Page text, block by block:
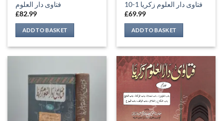
فتاوی دار العلوم
£82.99
ADD TO BASKET
فتاوی دار العلوم زکریا 1-10
£69.99
ADD TO BASKET